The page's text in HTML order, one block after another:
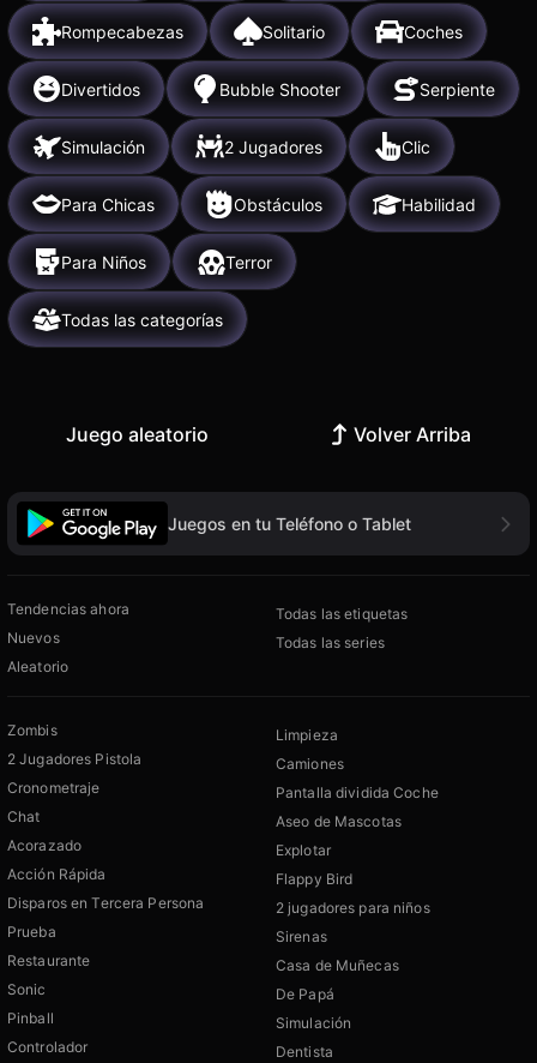
Rompecabezas Solitario Coches
Divertidos Bubble Shooter Serpiente
Simulación 2 Jugadores Clic
Para Chicas Obstáculos Habilidad
Para Niños Terror
Todas las categorías
Juego aleatorio Volver Arriba
Juegos en tu Teléfono o Tablet
Tendencias ahora
Nuevos
Aleatorio
Todas las etiquetas
Todas las series
Zombis
2 Jugadores Pistola
Cronometraje
Chat
Acorazado
Acción Rápida
Disparos en Tercera Persona
Prueba
Restaurante
Sonic
Pinball
Controlador
Limpieza
Camiones
Pantalla dividida Coche
Aseo de Mascotas
Explotar
Flappy Bird
2 jugadores para niños
Sirenas
Casa de Muñecas
De Papá
Simulación
Dentista